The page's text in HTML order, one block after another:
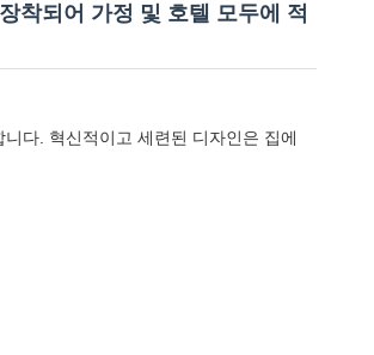
착되어 가정 및 호텔 모두에 적
다. 혁신적이고 세련된 디자인은 집에